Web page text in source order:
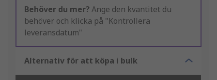
Behöver du mer? Ange den kvantitet du
behöver och klicka på "Kontrollera
leveransdatum"
Alternativ för att köpa i bulk